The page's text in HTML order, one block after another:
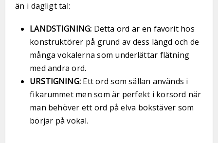
än i dagligt tal:
LANDSTIGNING: Detta ord är en favorit hos
konstruktörer på grund av dess längd och de
många vokalerna som underlättar flätning
med andra ord.
URSTIGNING:Ett ord som sällan används i
fikarummet men som är perfekt i korsord när
man behöver ett ord på elva bokstäver som
börjar på vokal.